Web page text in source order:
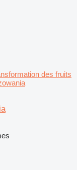
des fruits